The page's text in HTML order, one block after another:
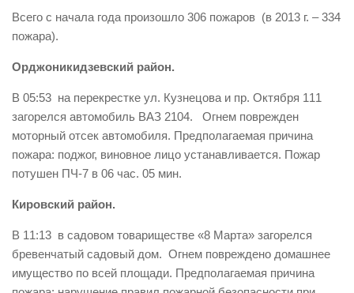
Вакансии
Всего с начала года произошло 306 пожаров (в 2013 г. – 334
пожара).
Орджоникидзевский район.
В 05:53 на перекрестке ул. Кузнецова и пр. Октября 111
загорелся автомобиль ВАЗ 2104. Огнем поврежден
моторный отсек автомобиля. Предполагаемая причина
пожара: поджог, виновное лицо устанавливается. Пожар
потушен ПЧ-7 в 06 час. 05 мин.
Кировский район.
В 11:13 в садовом товариществе «8 Марта» загорелся
бревенчатый садовый дом. Огнем повреждено домашнее
имущество по всей площади. Предполагаемая причина